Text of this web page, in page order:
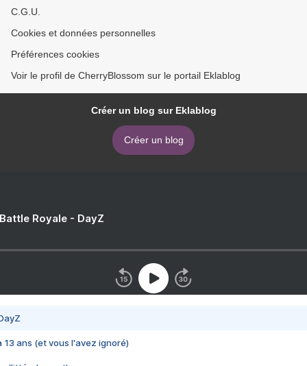
C.G.U.
Cookies et données personnelles
Préférences cookies
Voir le profil de CherryBlossom sur le portail Eklablog
Créer un blog sur Eklablog
Créer un blog
Royale - DayZ
13 ans (et vous l'avez ignoré)